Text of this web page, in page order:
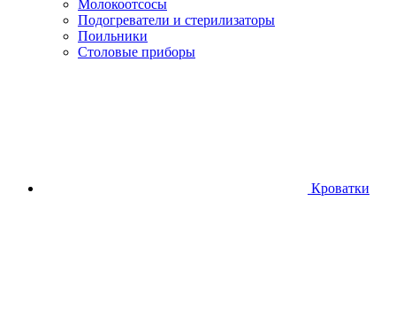
Молокоотсосы
Подогреватели и стерилизаторы
Поильники
Столовые приборы
Кроватки